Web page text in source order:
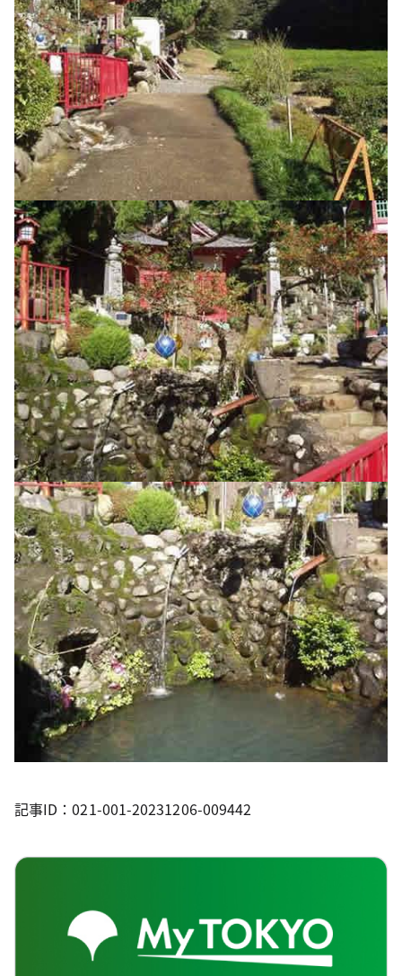
記事ID：021-001-20231206-009442